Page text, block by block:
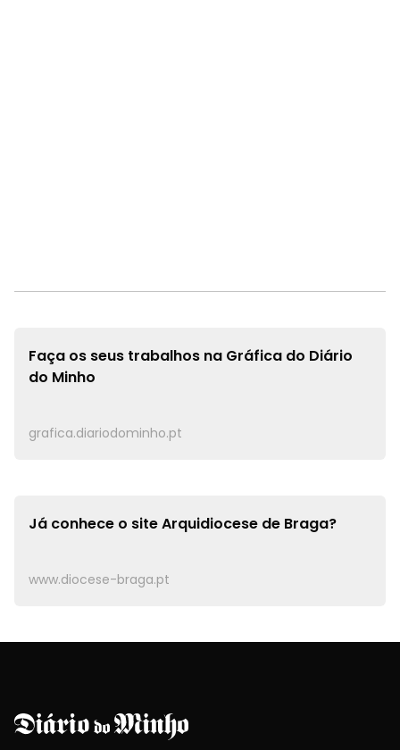
Faça os seus trabalhos na Gráfica do Diário
do Minho
grafica.diariodominho.pt
Já conhece o siteArquidiocese de Braga?
www.diocese-braga.pt